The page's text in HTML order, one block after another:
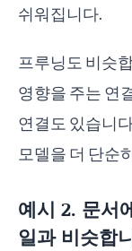
쉬워집니다.
프루닝도 비슷
영향을 주는 연
연결도 있습니
모델을 더 단순
예시 2. 문서
일과 비슷합